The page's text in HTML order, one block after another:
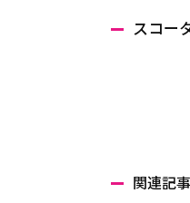
スコー
関連記事